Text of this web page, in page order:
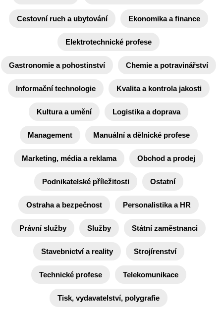
Cestovní ruch a ubytování Ekonomika a finance
Elektrotechnické profese
Gastronomie a pohostinství Chemie a potravinářství
Informační technologie Kvalita a kontrola jakosti
Kultura a umění Logistika a doprava
Management Manuální a dělnické profese
Marketing, média a reklama Obchod a prodej
Podnikatelské příležitosti Ostatní
Ostraha a bezpečnost Personalistika a HR
Právní služby Služby Státní zaměstnanci
Stavebnictví a reality Strojírenství
Technické profese Telekomunikace
Tisk, vydavatelství, polygrafie